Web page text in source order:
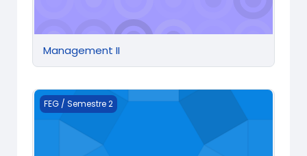
Management II
Méthodologie du Travail Universitaire
FEG / Semestre 2